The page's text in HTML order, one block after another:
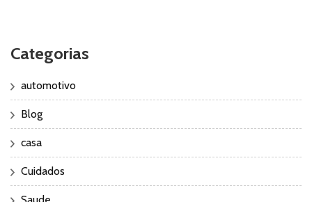
Categorias
automotivo
Blog
casa
Cuidados
Saude